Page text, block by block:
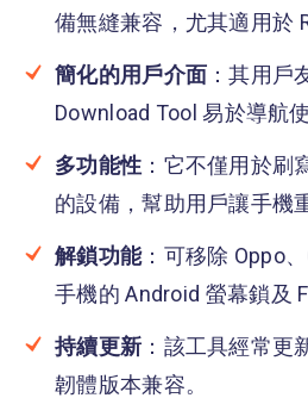
備無縫兼容，尤其適用於
簡化的用戶介面 ：其用戶
Download Tool 易於導航使
多功能性 ：它不僅用於刷
的設備，幫助用戶讓手機
解鎖功能：可移除 Oppo
手機的 Android 螢幕鎖及
持續更新 ：該工具經常更
韌體版本兼容。